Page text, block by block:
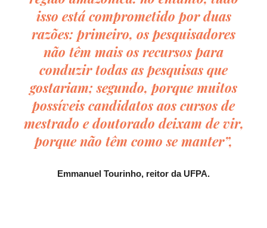
isso está comprometido por duas
razões: primeiro, os pesquisadores
não têm mais os recursos para
conduzir todas as pesquisas que
gostariam; segundo, porque muitos
possíveis candidatos aos cursos de
mestrado e doutorado deixam de vir,
porque não têm como se manter”,
Emmanuel Tourinho, reitor da UFPA.